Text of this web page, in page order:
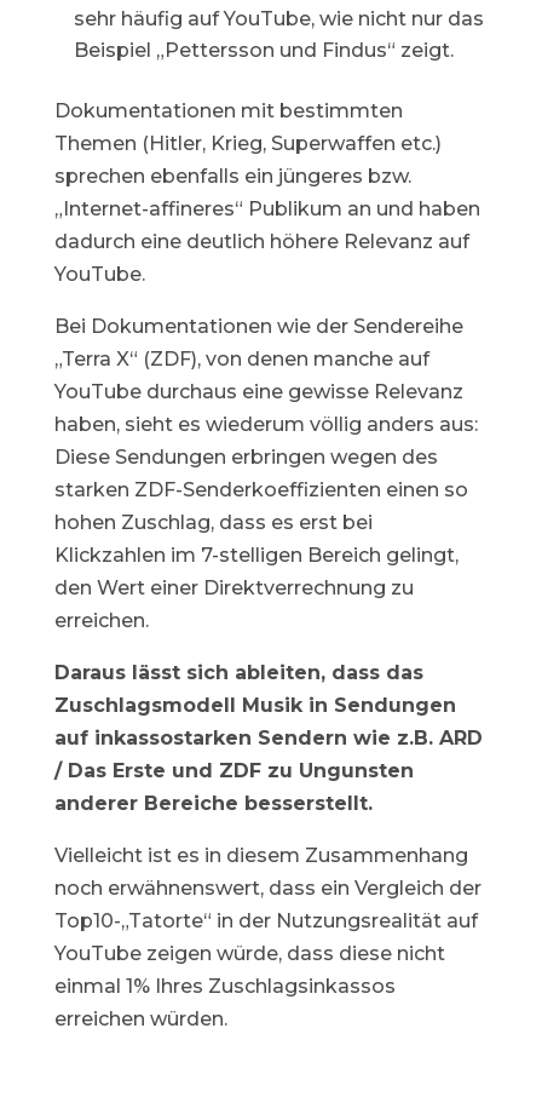
sehr häufig auf YouTube, wie nicht nur das
Beispiel „Pettersson und Findus“ zeigt.
Dokumentationen mit bestimmten
Themen (Hitler, Krieg, Superwaffen etc.)
sprechen ebenfalls ein jüngeres bzw.
„Internet-affineres“ Publikum an und haben
dadurch eine deutlich höhere Relevanz auf
YouTube.
Bei Dokumentationen wie der Sendereihe
„Terra X“ (ZDF), von denen manche auf
YouTube durchaus eine gewisse Relevanz
haben, sieht es wiederum völlig anders aus:
Diese Sendungen erbringen wegen des
starken ZDF-Senderkoeffizienten einen so
hohen Zuschlag, dass es erst bei
Klickzahlen im 7-stelligen Bereich gelingt,
den Wert einer Direktverrechnung zu
erreichen.
Daraus lässt sich ableiten, dass das
Zuschlagsmodell Musik in Sendungen
auf inkassostarken Sendern wie z.B. ARD
/ Das Erste und ZDF zu Ungunsten
anderer Bereiche besserstellt.
Vielleicht ist es in diesem Zusammenhang
noch erwähnenswert, dass ein Vergleich der
Top10-„Tatorte“ in der Nutzungsrealität auf
YouTube zeigen würde, dass diese nicht
einmal 1% Ihres Zuschlagsinkassos
erreichen würden.